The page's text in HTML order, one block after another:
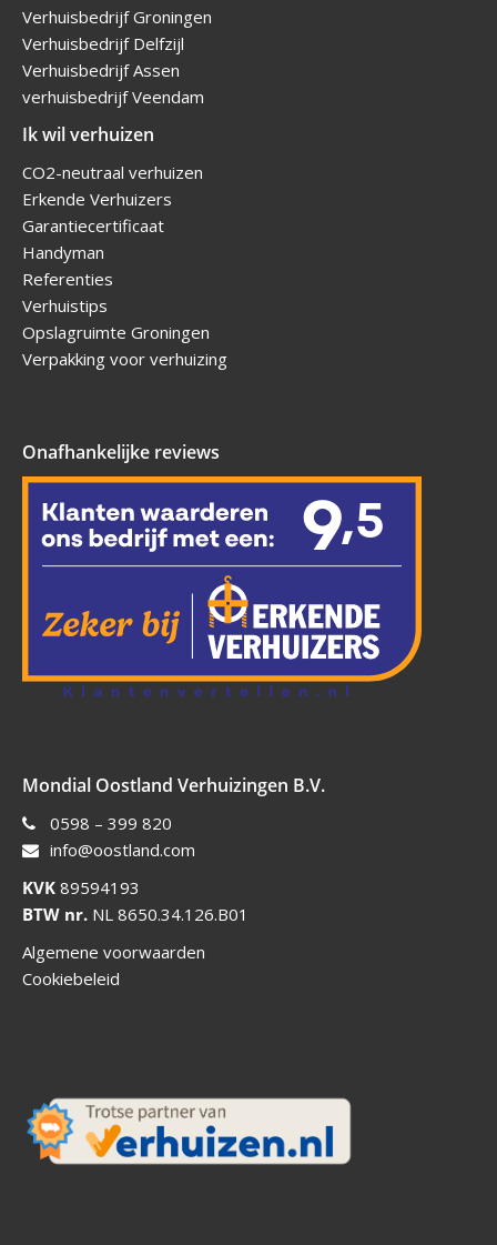
Verhuisbedrijf Groningen
Verhuisbedrijf Delfzijl
Verhuisbedrijf Assen
verhuisbedrijf Veendam
Ik wil verhuizen
CO2-neutraal verhuizen
Erkende Verhuizers
Garantiecertificaat
Handyman
Referenties
Verhuistips
Opslagruimte Groningen
Verpakking voor verhuizing
Onafhankelijke reviews
Mondial Oostland Verhuizingen B.V.
0598 – 399 820
info@oostland.com
KVK 89594193
BTW nr. NL 8650.34.126.B01
Algemene voorwaarden
Cookiebeleid